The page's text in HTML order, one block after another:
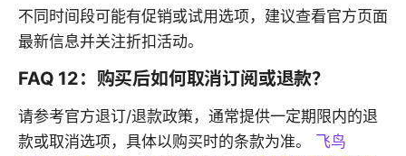
不同时间段可能有促销或试用选项，建议查看官方页面
最新信息并关注折扣活动。
FAQ 12：购买后如何取消订阅或退款？
请参考官方退订/退款政策，通常提供一定期限内的退
款或取消选项，具体以购买时的条款为准。 飞鸟